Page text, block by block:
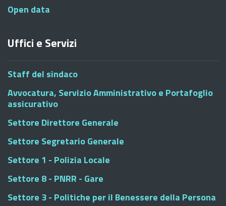
Open data
Uffici e Servizi
Staff del sindaco
Avvocatura, Servizio Amministrativo e Portafoglio
assicurativo
Settore Direttore Generale
Settore Segretario Generale
Settore 1 - Polizia Locale
Settore 8 - PNRR - Gare
Settore 3 - Politiche per il Benessere della Persona